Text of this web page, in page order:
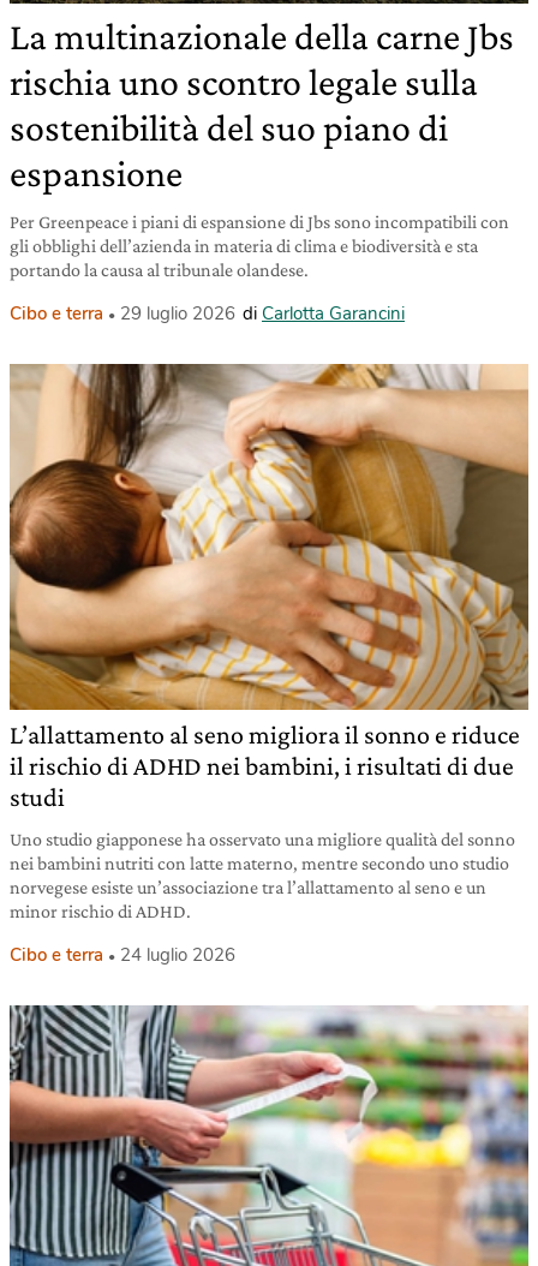
La multinazionale della carne Jbs
rischia uno scontro legale sulla
sostenibilità del suo piano di
espansione
Per Greenpeace i piani di espansione di Jbs sono incompatibili con
gli obblighi dell’azienda in materia di clima e biodiversità e sta
portando la causa al tribunale olandese.
Cibo e terra 29 luglio 2026 di Carlotta Garancini
L’allattamento al seno migliora il sonno e riduce
il rischio di ADHD nei bambini, i risultati di due
studi
Uno studio giapponese ha osservato una migliore qualità del sonno
nei bambini nutriti con latte materno, mentre secondo uno studio
norvegese esiste un’associazione tra l’allattamento al seno e un
minor rischio di ADHD.
Cibo e terra 24 luglio 2026